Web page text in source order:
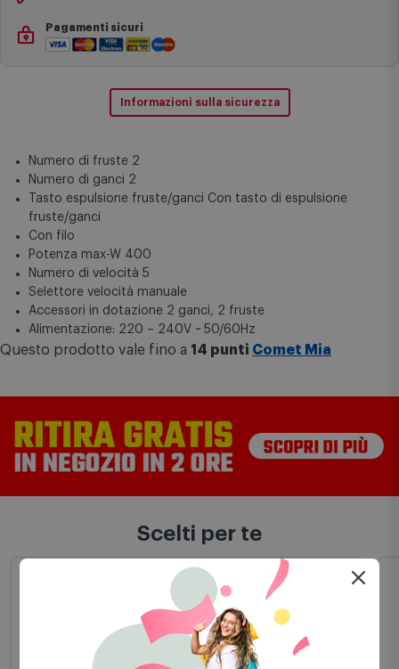
Pagamenti sicuri
Informazioni sulla sicurezza
Numero di fruste 2
Numero di ganci 2
Tasto espulsione fruste/ganci Con tasto di espulsione
fruste/ganci
Con filo
Potenza max-W 400
Numero di velocità 5
Selettore velocità manuale
Accessori in dotazione 2 ganci, 2 fruste
Alimentazione: 220 – 240V ~ 50/60Hz
Questo prodotto vale fino a 14 punti Comet Mia
Scelti per te